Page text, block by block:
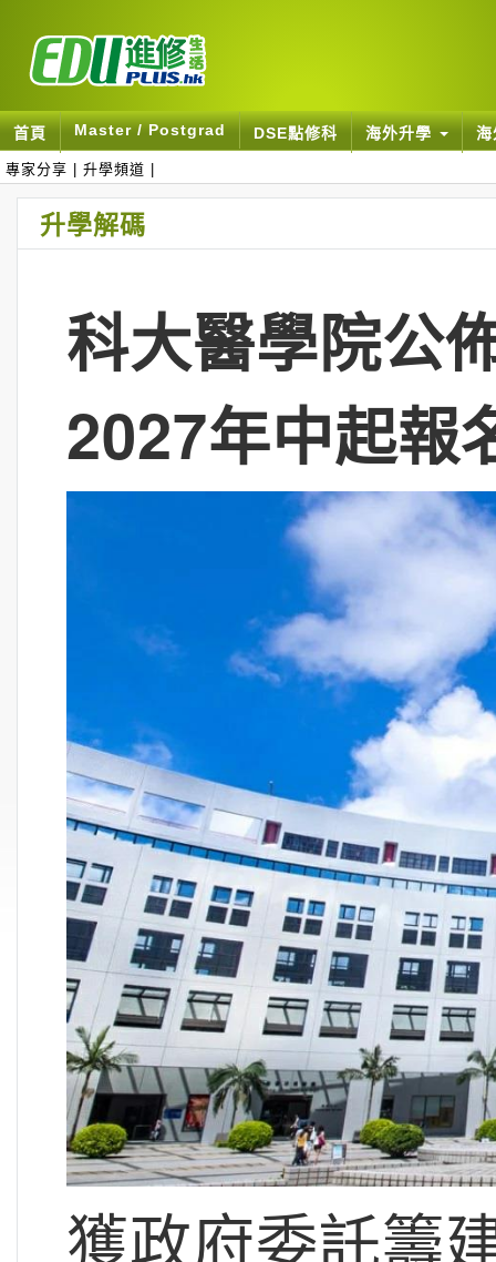
首頁 Master / Postgrad DSE點修科 海外升學
專家分享 升學頻道
升學解碼
科大醫學院公
2027年中起報
獲政府委託籌